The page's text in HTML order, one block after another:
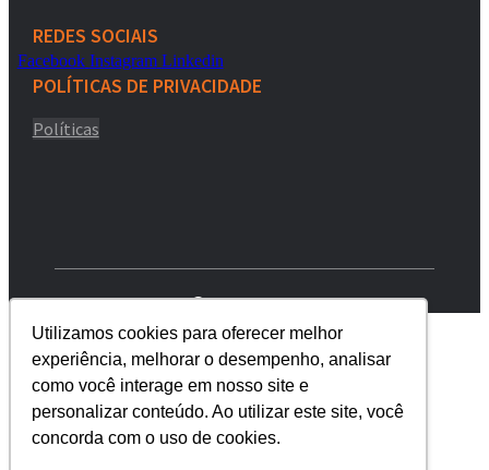
Utilizamos cookies para oferecer melhor
experiência, melhorar o desempenho, analisar
como você interage em nosso site e
personalizar conteúdo. Ao utilizar este site, você
concorda com o uso de cookies.
REDES SOCIAIS
Facebook Instagram Linkedin
POLÍTICAS DE PRIVACIDADE
Políticas
@JOFEGEMIX
Sobre a Jofege MIX
Blog
FDS
Seja um revendedor
Contato